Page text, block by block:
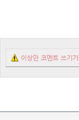
이상만 코멘트 쓰기